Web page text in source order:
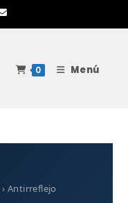
0 Menú
› Antirreflejo